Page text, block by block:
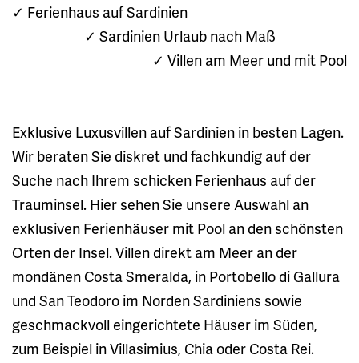
✓ Ferienhaus auf Sardinien
✓ Sardinien Urlaub nach Maß
✓ Villen am Meer und mit Pool
Exklusive Luxusvillen auf Sardinien in besten Lagen.
Wir beraten Sie diskret und fachkundig auf der
Suche nach Ihrem schicken Ferienhaus auf der
Trauminsel. Hier sehen Sie unsere Auswahl an
exklusiven Ferienhäuser mit Pool an den schönsten
Orten der Insel. Villen direkt am Meer an der
mondänen Costa Smeralda, in Portobello di Gallura
und San Teodoro im Norden Sardiniens sowie
geschmackvoll eingerichtete Häuser im Süden,
zum Beispiel in Villasimius, Chia oder Costa Rei.